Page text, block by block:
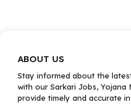
ABOUT US
Stay informed about the
with our Sarkari Jobs, Yojana
provide timely and accurate